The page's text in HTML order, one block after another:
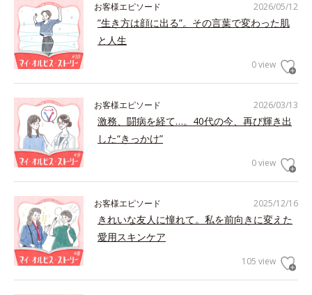
2026/05/12
お客様エピソード
”生き方は顔に出る”。その言葉で変わった肌
と人生
0 view
2026/03/13
お客様エピソード
激務、闘病を経て…。40代の今、再び輝き出
した“きっかけ”
0 view
2025/12/16
お客様エピソード
きれいな友人に憧れて。私を前向きに変えた
愛用スキンケア
105 view